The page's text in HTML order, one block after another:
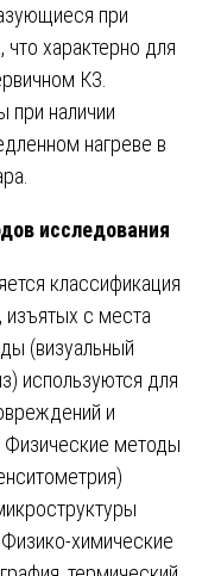
при
характерно для
КЗ.
при наличии
нагреве в
исследования
классификация
изъятых с места
(визуальный
используются для
и
Физические методы
химические